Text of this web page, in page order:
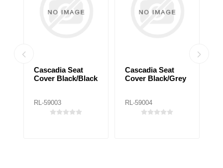
Cascadia Seat
Cover Black/Black
RL-59003
Cascadia Seat
Cover Black/Grey
RL-59004